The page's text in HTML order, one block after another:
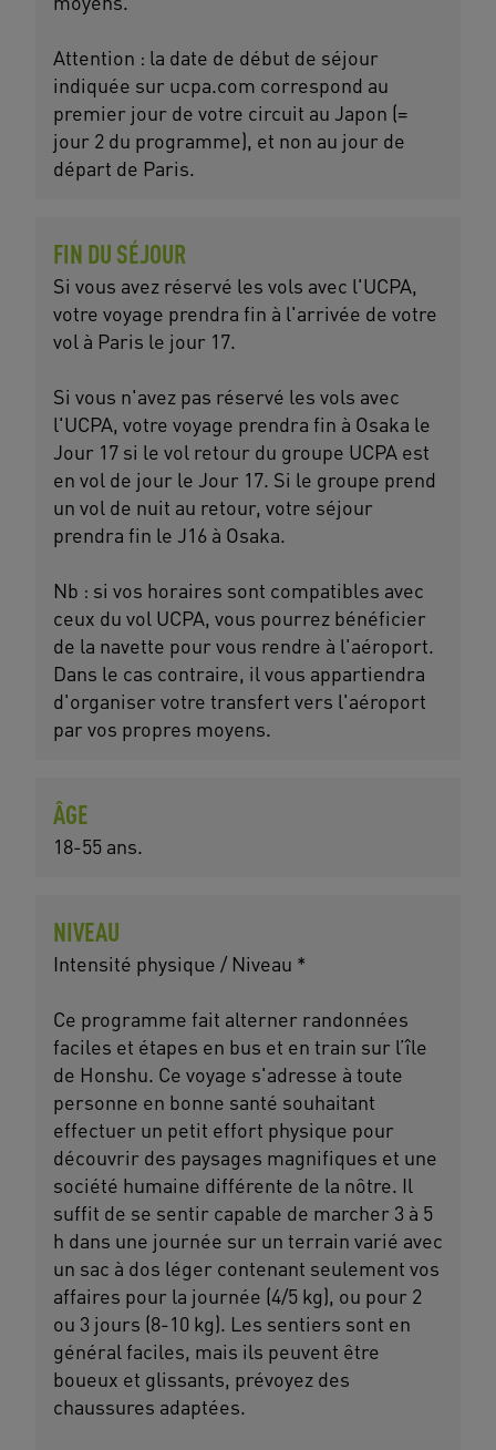
Attention : la date de début de séjour
indiquée sur ucpa.com correspond au
premier jour de votre circuit au Japon (=
jour 2 du programme), et non au jour de
départ de Paris.
FIN DU SÉJOUR
Si vous avez réservé les vols avec l'UCPA,
votre voyage prendra fin à l'arrivée de votre
vol à Paris le jour 17.
Si vous n'avez pas réservé les vols avec
l'UCPA, votre voyage prendra fin à Osaka le
Jour 17 si le vol retour du groupe UCPA est
en vol de jour le Jour 17. Si le groupe prend
un vol de nuit au retour, votre séjour
prendra fin le J16 à Osaka.
Nb : si vos horaires sont compatibles avec
ceux du vol UCPA, vous pourrez bénéficier
de la navette pour vous rendre à l'aéroport.
Dans le cas contraire, il vous appartiendra
d'organiser votre transfert vers l'aéroport
par vos propres moyens.
ÂGE
18-55 ans.
NIVEAU
Intensité physique / Niveau *
Ce programme fait alterner randonnées
faciles et étapes en bus et en train sur l’île
de Honshu. Ce voyage s'adresse à toute
personne en bonne santé souhaitant
effectuer un petit effort physique pour
découvrir des paysages magnifiques et une
société humaine différente de la nôtre. Il
suffit de se sentir capable de marcher 3 à 5
h dans une journée sur un terrain varié avec
un sac à dos léger contenant seulement vos
affaires pour la journée (4/5 kg), ou pour 2
ou 3 jours (8-10 kg). Les sentiers sont en
général faciles, mais ils peuvent être
boueux et glissants, prévoyez des
chaussures adaptées.